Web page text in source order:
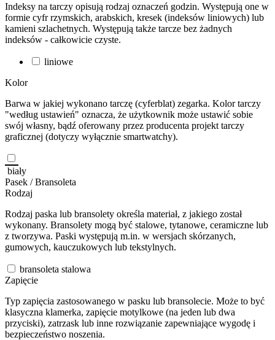
Indeksy na tarczy opisują rodzaj oznaczeń godzin. Występują one w
formie cyfr rzymskich, arabskich, kresek (indeksów liniowych) lub
kamieni szlachetnych. Występują także tarcze bez żadnych
indeksów - całkowicie czyste.
liniowe
Kolor
Barwa w jakiej wykonano tarczę (cyferblat) zegarka. Kolor tarczy
"według ustawień" oznacza, że użytkownik może ustawić sobie
swój własny, bądź oferowany przez producenta projekt tarczy
graficznej (dotyczy wyłącznie smartwatchy).
biały
Pasek / Bransoleta
Rodzaj
Rodzaj paska lub bransolety określa materiał, z jakiego został
wykonany. Bransolety mogą być stalowe, tytanowe, ceramiczne lub
z tworzywa. Paski występują m.in. w wersjach skórzanych,
gumowych, kauczukowych lub tekstylnych.
bransoleta stalowa
Zapięcie
Typ zapięcia zastosowanego w pasku lub bransolecie. Może to być
klasyczna klamerka, zapięcie motylkowe (na jeden lub dwa
przyciski), zatrzask lub inne rozwiązanie zapewniające wygodę i
bezpieczeństwo noszenia.